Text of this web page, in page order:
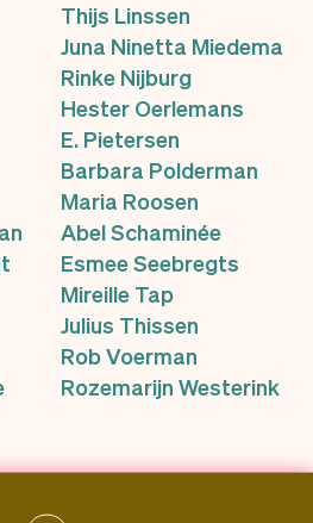
Thijs Linssen
Juna Ninetta Miedema
Rinke Nijburg
Hester Oerlemans
E. Pietersen
Barbara Polderman
Maria Roosen
Abel Schaminée
Esmee Seebregts
Mireille Tap
Julius Thissen
Rob Voerman
Rozemarijn Westerink